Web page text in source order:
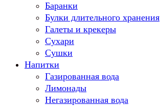
Баранки
Булки длительного хранения
Галеты и крекеры
Сухари
Сушки
Напитки
Газированная вода
Лимонады
Негазированная вода